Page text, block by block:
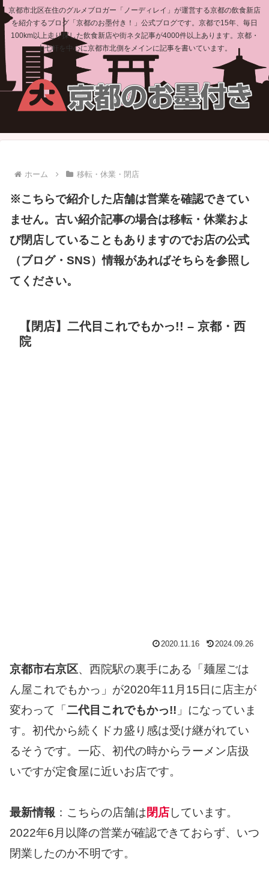
京都市北区在住のグルメブロガー「ノーディレイ」が運営する京都の飲食新店
を紹介するブログ「京都のお墨付き！」公式ブログです。京都で15年、毎日
100km以上走り探した飲食新店や街ネタ記事が4000件以上あります。京都・
上七軒を中心に京都市北側をメインに記事を書いています。
ホーム 移転・休業・閉店
※こちらで紹介した店舗は営業を確認できてい
ません。古い紹介記事の場合は移転・休業およ
び閉店していることもありますのでお店の公式
（ブログ・SNS）情報があればそちらを参照し
てください。
【閉店】二代目これでもかっ!! – 京都・西
院
2020.11.16 2024.09.26
京都市右京区、西院駅の裏手にある「麺屋ごは
ん屋これでもかっ」が2020年11月15日に店主が
変わって「 二代目これでもかっ!! 」になっていま
す。初代から続くドカ盛り感は受け継がれてい
るそうです。一応、初代の時からラーメン店扱
いですが定食屋に近いお店です。
最新情報 ：こちらの店舗は閉店しています。
2022年6月以降の営業が確認できておらず、いつ
閉業したのか不明です。